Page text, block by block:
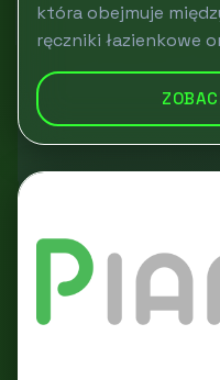
która obejmuje
ręczniki łazienkowe